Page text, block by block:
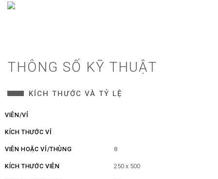
THÔNG SỐ KỸ THUẬT
KÍCH THƯỚC VÀ TỶ LỆ
VIÊN/VỈ
KÍCH THƯỚC VỈ
VIÊN HOẶC VỈ/THÙNG 8
KÍCH THƯỚC VIÊN 250 x 500